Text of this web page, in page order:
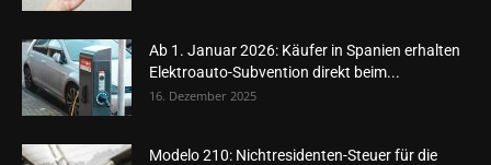
Ab 1. Januar 2026: Käufer in Spanien erhalten
Elektroauto-Subvention direkt beim...
16. Dezember 2025
Modelo 210: Nichtresidenten-Steuer für die